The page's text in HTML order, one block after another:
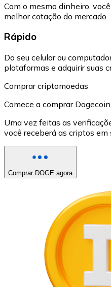
Com o mesmo dinheiro,
melhor cotação do mercado.
Rápido
Do seu celular ou
plataformas e adquirir suas
Comprar criptomoedas
Comece a comprar Dogecoin
Uma vez feitas as
você receberá as criptos em
Comprar DOGE agora